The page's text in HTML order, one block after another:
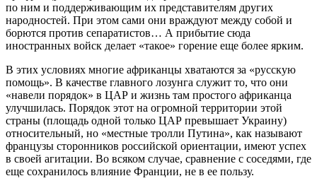
по ним и поддерживающим их представителям других
народностей. При этом сами они враждуют между собой и
борются против сепаратистов… А прибытие сюда
иностранных войск делает «такое» горение еще более ярким.
В этих условиях многие африканцы хватаются за «русскую
помощь». В качестве главного лозунга служит то, что они
«навели порядок» в ЦАР и жизнь там простого африканца
улучшилась. Порядок этот на огромной территории этой
страны (площадь одной только ЦАР превышает Украину)
относительный, но «местные тролли Путина», как называют
французы сторонников российской ориентации, имеют успех
в своей агитации. Во всяком случае, сравнение с соседями, где
еще сохранилось влияние Франции, не в ее пользу.